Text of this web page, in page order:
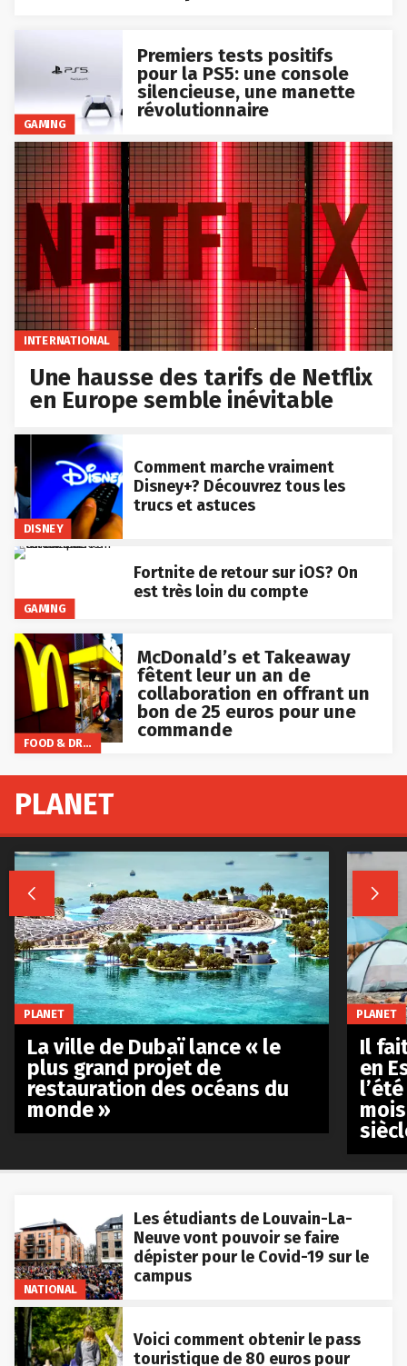
GAMING
Premiers tests positifs
pour la PS5: une console
silencieuse, une manette
révolutionnaire
INTERNATIONAL
Une hausse des tarifs de Netflix
en Europe semble inévitable
DISNEY
Comment marche vraiment
Disney+? Découvrez tous les
trucs et astuces
GAMING
Fortnite de retour sur iOS? On
est très loin du compte
McDonald’s et Takeaway
fêtent leur un an de
collaboration en offrant un
bon de 25 euros pour une
commande
NATIONAL
Les étudiants de Louvain-La-
Neuve vont pouvoir se faire
dépister pour le Covid-19 sur le
campus
Voici comment obtenir le pass
touristique de 80 euros pour
PLANET
 
PLANET
La ville de Dubaï lance « le
plus grand projet de
restauration des océans du
monde »
PLANET
Il
en